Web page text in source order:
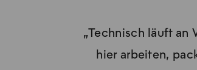
„Technisch läuft an
hier arbeiten,